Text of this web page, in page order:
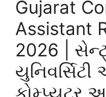
Gujarat
Assistant
2026 |
કોમ્પ્યુટર